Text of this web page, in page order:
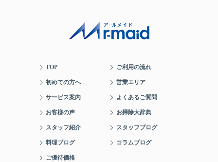
TOP ご利用の流れ
初めての方へ 営業エリア
サービス案内 よくあるご質問
お客様の声 お掃除大辞典
スタッフ紹介 スタッフブログ
料理ブログ コラムブログ
ご優待価格